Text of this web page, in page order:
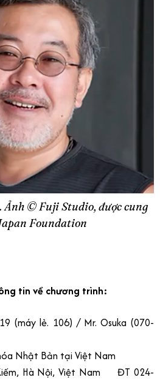
Ảnh ©️ Fuji Studio, được cung
Foundation
tin về chương trình:
(máy lẻ. 106) / Mr. Osuka (070-
Nhật Bản tại Việt Nam
Hà Nội, Việt Nam ĐT 024-